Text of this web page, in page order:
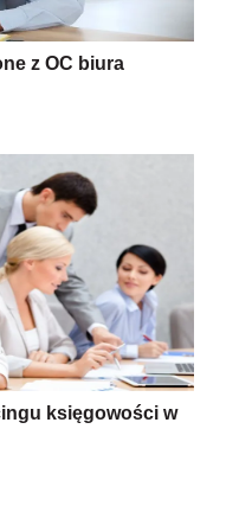
z OC biura
księgowości w